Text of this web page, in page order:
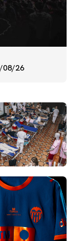
08/26
8/2026